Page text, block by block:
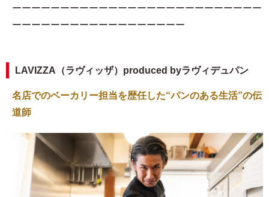
ーーーーーーーーーーーーーーーーーーーーーーーーーー
ーーーーーーーーーーーーーーーーーー
LAVIZZA（ラヴィッザ）produced byラヴィデュパン
名店でのベーカリー担当を歴任した“パンのある生活”の伝
道師